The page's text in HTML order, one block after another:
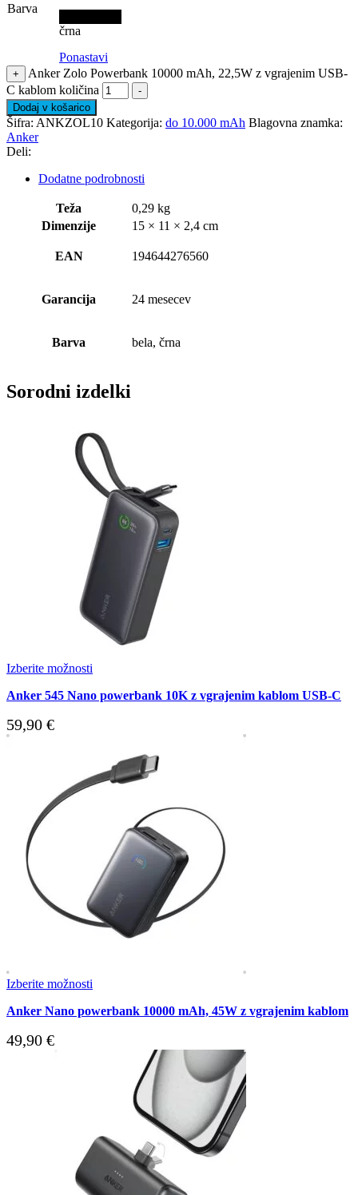
Barva
črna
Ponastavi
+
Anker Zolo Powerbank 10000 mAh, 22,5W z vgrajenim USB-
C kablom količina
-
Dodaj v košarico
Šifra: ANKZOL10 Kategorija: do 10.000 mAh Blagovna znamka:
Anker
Deli:
Dodatne podrobnosti
Teža
0,29 kg
Dimenzije
15 × 11 × 2,4 cm
EAN 194644276560
Garancija 24 mesecev
Barva bela, črna
Sorodni izdelki
Izberite možnosti
Anker 545 Nano powerbank 10K z vgrajenim kablom USB-C
59,90 €
Izberite možnosti
Anker Nano powerbank 10000 mAh, 45W z vgrajenim kablom
49,90 €